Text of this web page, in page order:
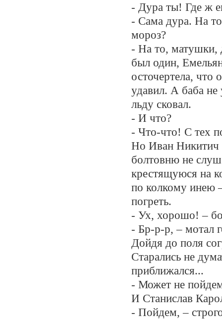
- Дура ты! Где ж
- Сама дура. На
мороз?
- На то, матушки,
был один,
осточертела, что
удавил. А баба не
льду сковал.
- И что?
- Что-что! С тех
Но Иван Никитич
болтовню не
крестящуюся на
по колкому инею
погреть.
- Ух, хорошо! –
- Бр-р-р, – мотал
Дойдя до поля
Старались не
приближался...
- Может не
И Станислав
- Пойдем, –